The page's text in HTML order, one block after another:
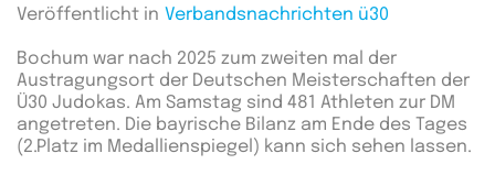
Veröffentlicht in Verbandsnachrichten ü30
Bochum war nach 2025 zum zweiten mal der
Austragungsort der Deutschen Meisterschaften der
Ü30 Judokas. Am Samstag sind 481 Athleten zur DM
angetreten. Die bayrische Bilanz am Ende des Tages
(2.Platz im Medallienspiegel) kann sich sehen lassen.